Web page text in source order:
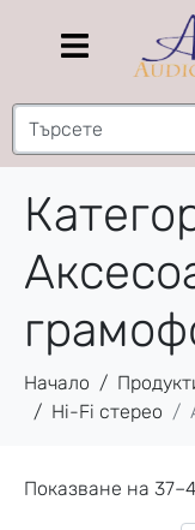
Начало
Hi-Fi стерео
Показване на